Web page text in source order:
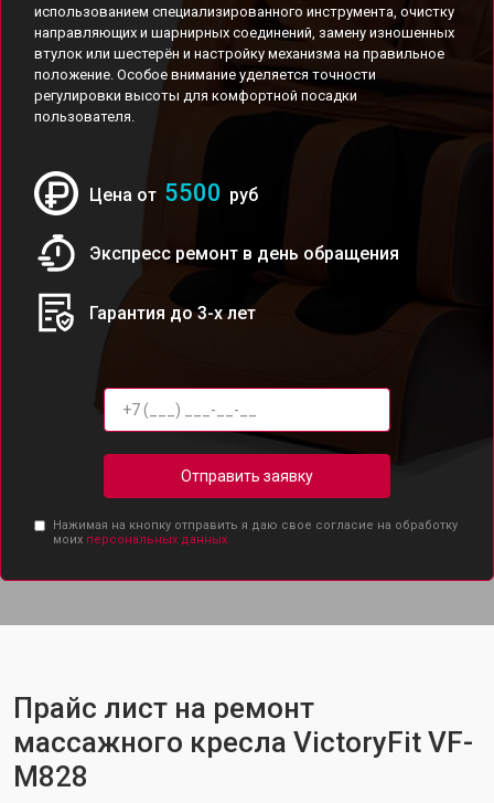
использованием специализированного инструмента, очистку
направляющих и шарнирных соединений, замену изношенных
втулок или шестерён и настройку механизма на правильное
положение. Особое внимание уделяется точности
регулировки высоты для комфортной посадки
пользователя.
Цена от 5500 руб
Экспресс ремонт в день обращения
Гарантия до 3-х лет
Отправить заявку
Нажимая на кнопку отправить я даю свое согласие на обработку
моих персональных данных.
Прайс лист на ремонт
массажного кресла VictoryFit VF-
M828